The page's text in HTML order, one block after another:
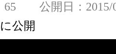
65 公開日：2015/
公開